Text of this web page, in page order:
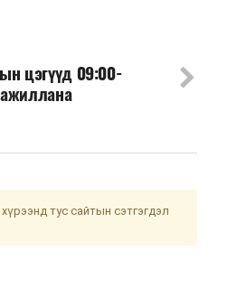
цэгүүд 09:00-
тус сайтын сэтгэгдэл